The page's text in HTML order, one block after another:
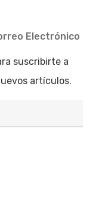
Electrónico
suscribirte a
artículos.